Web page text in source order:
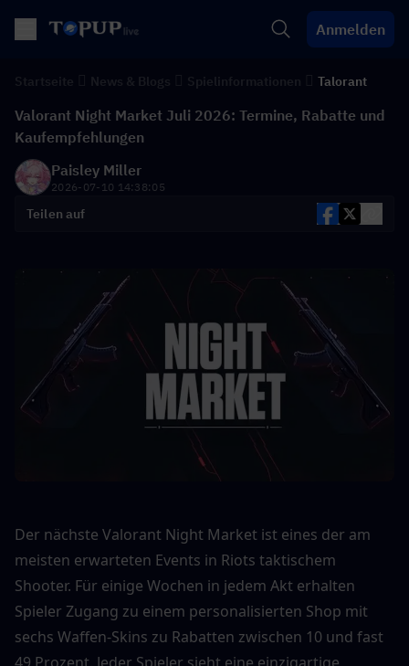
Anmelden
Talorant
Valorant Night Market Juli 2026: Termine, Rabatte und
Kaufempfehlungen
Paisley Miller
2026-07-10 14:38:05
Teilen auf
Der nächste Valorant Night Market ist eines der am
meisten erwarteten Events in Riots taktischem
Shooter. Für einige Wochen in jedem Akt erhalten
Spieler Zugang zu einem personalisierten Shop mit
sechs Waffen-Skins zu Rabatten zwischen 10 und fast